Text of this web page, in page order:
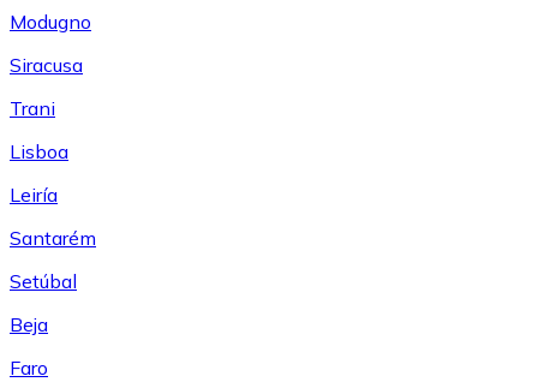
Modugno
Siracusa
Trani
Lisboa
Leiría
Santarém
Setúbal
Beja
Faro